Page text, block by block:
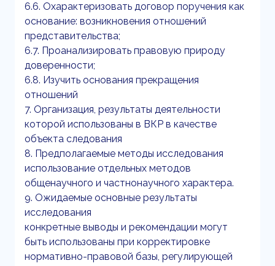
6.6. Охарактеризовать договор поручения как
основание: возникновения отношений
представительства;
6.7. Проанализировать правовую природу
доверенности;
6.8. Изучить основания прекращения
отношений
7. Организация, результаты деятельности
которой использованы в ВКР в качестве
объекта следования
8. Предполагаемые методы исследования
использование отдельных методов
общенаучного и частнонаучного характера.
9. Ожидаемые основные результаты
исследования
конкретные выводы и рекомендации могут
быть использованы при корректировке
нормативно-правовой базы, регулирующей